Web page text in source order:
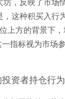
坊，反映了市场
，这种积买入行
上方的背景下
指标视为市场
资者持仓行为